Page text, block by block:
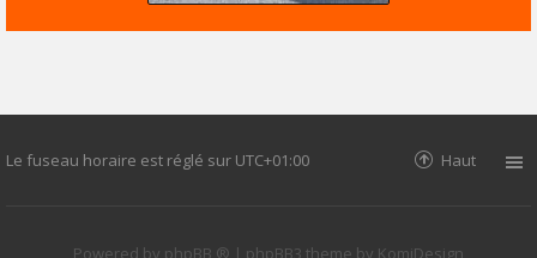
Le fuseau horaire est réglé sur UTC+01:00 Haut
Powered by phpBB ® | phpBB3 theme by KomiDesign